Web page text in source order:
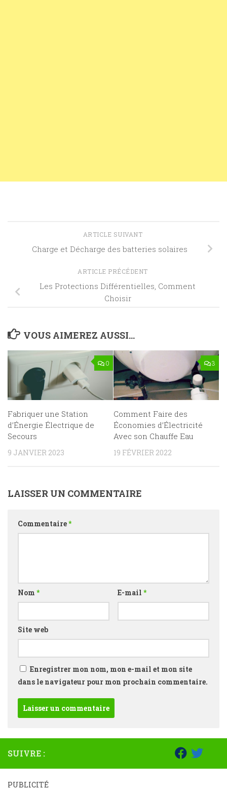
ARTICLE SUIVANT
Charge et Décharge des batteries solaires
ARTICLE PRÉCÉDENT
Les Protections Différentielles, Comment
Choisir
VOUS AIMEREZ AUSSI...
0
Fabriquer une Station
d’Énergie Électrique de
Secours
9 JANVIER 2023
3
Comment Faire des
Économies d’Électricité
Avec son Chauffe Eau
19 FÉVRIER 2022
LAISSER UN COMMENTAIRE
Commentaire*
Nom * E-mail *
Site web
Enregistrer mon nom, mon e-mail et mon site
dans le navigateur pour mon prochain commentaire.
SUIVRE :
PUBLICITÉ